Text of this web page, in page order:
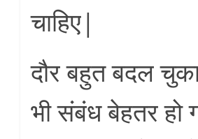
चाहिए|
दौर बहुत बदल
भी संबंध बेहतर हो